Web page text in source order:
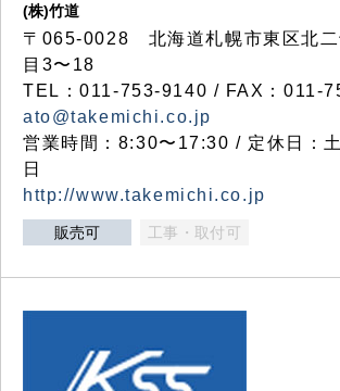
(株)竹道
〒065-0028 北海道札幌市東区北二
目3〜18
TEL：011-753-9140 / FAX：011-
ato@takemichi.co.jp
営業時間：8:30〜17:30 / 定休日：
日
http://www.takemichi.co.jp
販売可 工事・取付可